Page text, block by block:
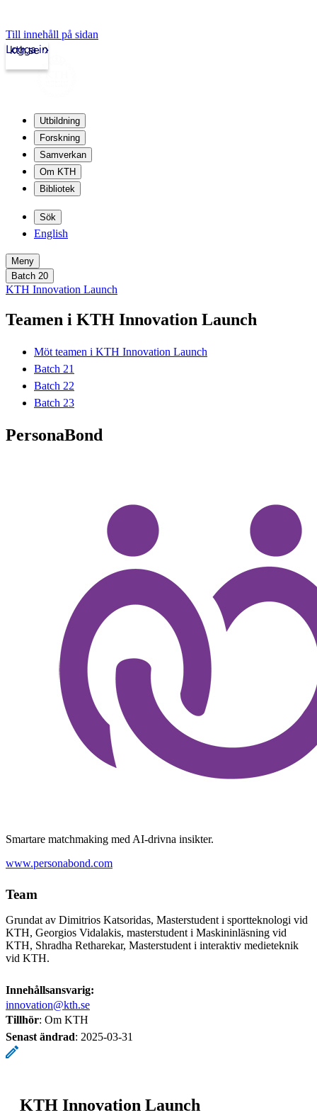
Till innehåll på sidan
kth.se
Logga in
Utbildning
Forskning
Samverkan
Om KTH
Bibliotek
Sök
English
Meny
Batch 20
KTH Innovation Launch
Teamen i KTH Innovation Launch
Möt teamen i KTH Innovation Launch
Batch 21
Batch 22
Batch 23
PersonaBond
Smartare matchmaking med AI-drivna insikter.
www.personabond.com
Team
Grundat av Dimitrios Katsoridas, Masterstudent i sportteknologi vid
KTH, Georgios Vidalakis, masterstudent i Maskininläsning vid
KTH, Shradha Retharekar, Masterstudent i interaktiv medieteknik
vid KTH.
Innehållsansvarig:
innovation@kth.se
Tillhör: Om KTH
Senast ändrad: 2025-03-31
KTH Innovation Launch